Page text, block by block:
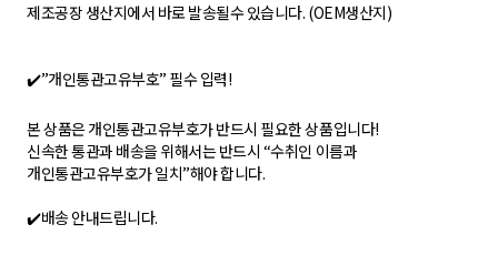
제조공장 생산지에서 바로 발송될수 있습니다. (OEM생산지)
✔️”개인통관고유부호” 필수 입력!
본 상품은 개인통관고유부호가 반드시 필요한 상품입니다!
신속한 통관과 배송을 위해서는 반드시 “수취인 이름과
개인통관고유부호가 일치”해야 합니다.
✔️배송 안내드립니다.